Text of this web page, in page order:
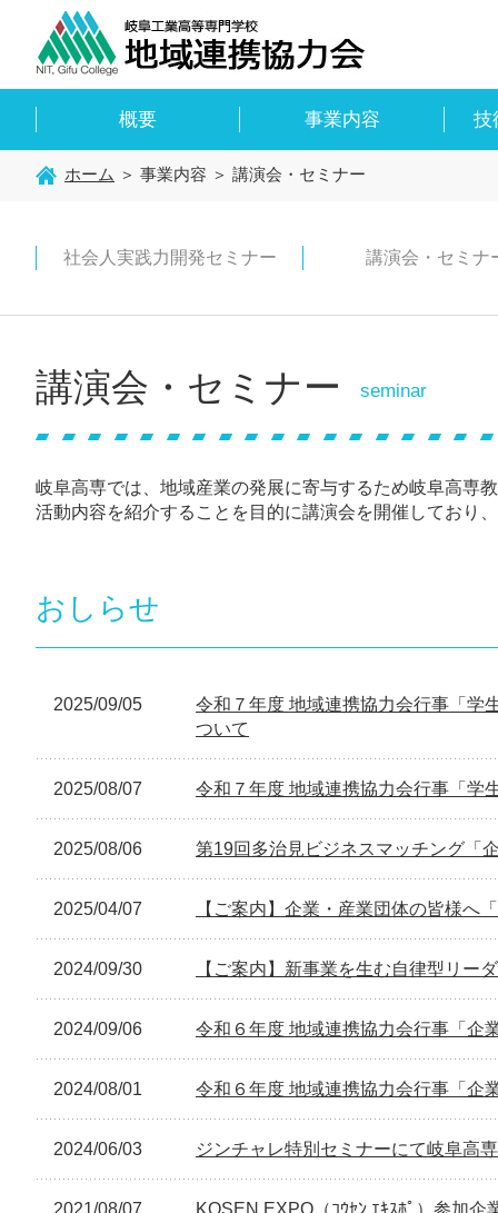
概要 事業内容 技
ホーム ＞ 事業内容 ＞ 講演会・セミナー
社会人実践力開発セミナー 講演会・セミナ
講演会・セミナー seminar
岐阜高専では、地域産業の発展に寄与するため岐阜高専
活動内容を紹介することを目的に講演会を開催しており
おしらせ
2025/09/05
令和７年度 地域連携協力会行事「学
ついて
2025/08/07 令和７年度 地域連携協力会行事「学
2025/08/06 第19回多治見ビジネスマッチング「
2025/04/07 【ご案内】企業・産業団体の皆様へ
2024/09/30 【ご案内】新事業を生む自律型リー
2024/09/06 令和６年度 地域連携協力会行事「企
2024/08/01 令和６年度 地域連携協力会行事「企
2024/06/03 ジンチャレ特別セミナーにて岐阜高
2021/08/07 KOSEN EXPO（ｺｳｾﾝ ｴｷｽﾎﾟ）参加企